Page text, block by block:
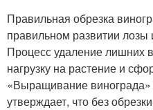
Правильная обрезка
правильном развитии
Процесс удаление лишних
нагрузку на растение и
«Выращивание винограда»
утверждает, что без